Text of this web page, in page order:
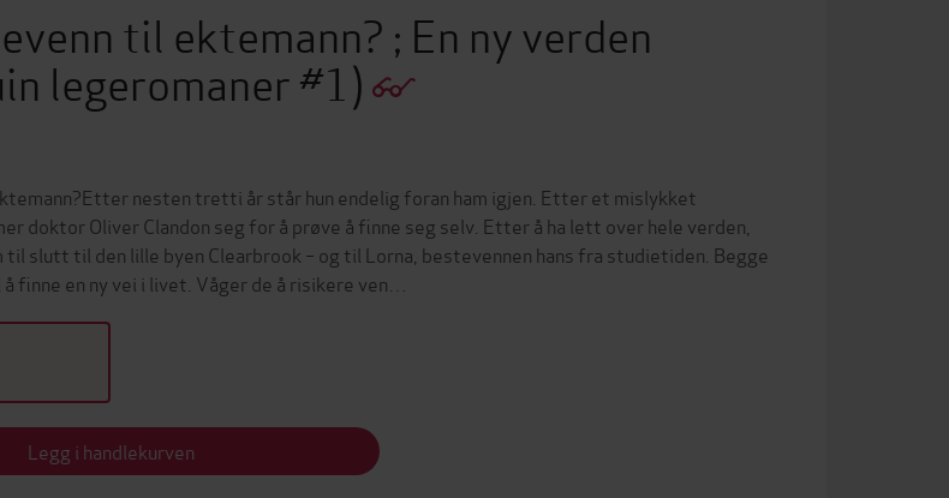
til ektemann? ; En ny verden
legeromaner #1)
nesten tretti år står hun endelig foran ham igjen. Etter et mislykket
doktor Oliver Clandon seg for å prøve å finne seg selv. Etter å ha lett over hele verden,
til slutt til den lille byen Clearbrook – og til Lorna, bestevennen hans fra studietiden. Begge
finne en ny vei i livet. Våger de å risikere ven…
Legg i handlekurven